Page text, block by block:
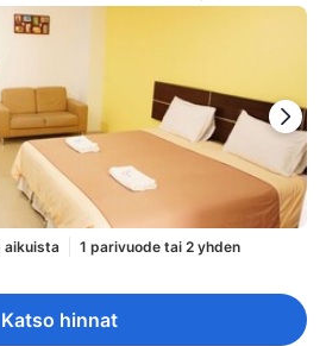
aikuista
1 parivuode tai 2 yhden
Katso hinnat